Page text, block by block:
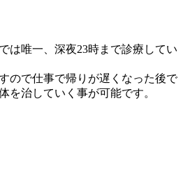
は唯一、深夜23時まで診療してい
ので仕事で帰りが遅くなった後で
を治していく事が可能です。